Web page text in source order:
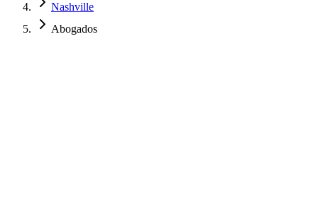
Nashville
Abogados